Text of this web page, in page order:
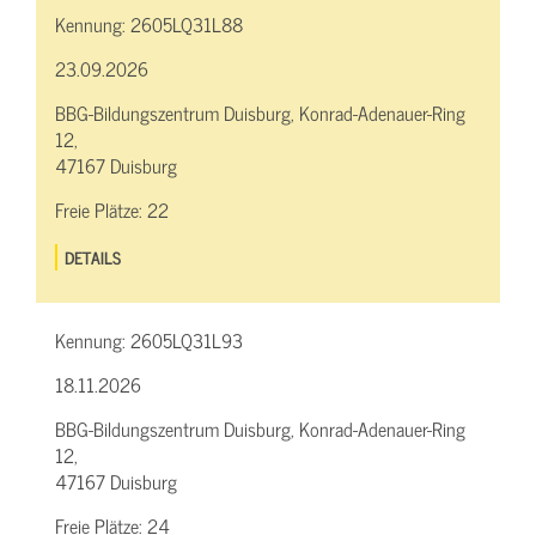
Kennung:2605LQ31L88
23.09.2026
BBG-Bildungszentrum Duisburg, Konrad-Adenauer-Ring
12,
47167 Duisburg
Freie Plätze:22
DETAILS
Kennung:2605LQ31L93
18.11.2026
BBG-Bildungszentrum Duisburg, Konrad-Adenauer-Ring
12,
47167 Duisburg
Freie Plätze:24